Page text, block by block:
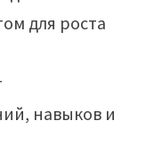
для роста
навыков и